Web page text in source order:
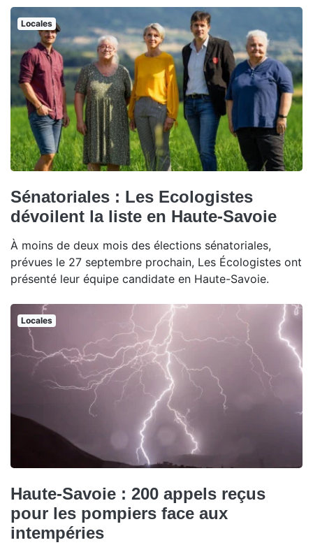
Locales
Sénatoriales : Les Ecologistes
dévoilent la liste en Haute-Savoie
À moins de deux mois des élections sénatoriales,
prévues le 27 septembre prochain, Les Écologistes ont
présenté leur équipe candidate en Haute-Savoie.
Locales
Haute-Savoie : 200 appels reçus
pour les pompiers face aux
intempéries